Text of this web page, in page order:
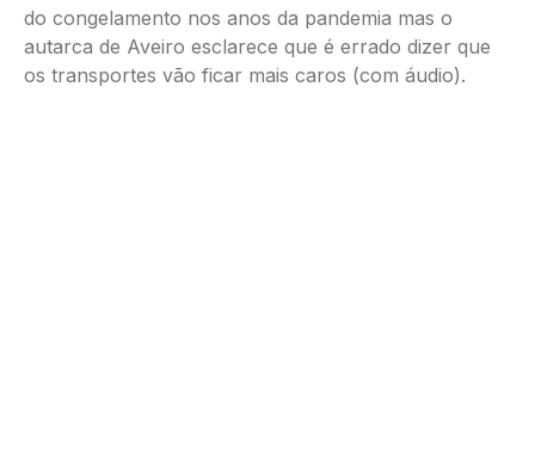
do congelamento nos anos da pandemia mas o
autarca de Aveiro esclarece que é errado dizer que
os transportes vão ficar mais caros (com áudio).